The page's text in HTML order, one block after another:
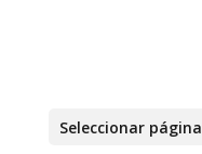
Seleccionar página